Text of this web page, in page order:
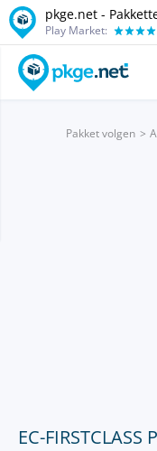
pkge.net -
Play Market:
Pakket volgen
EC-FIRSTCLASS